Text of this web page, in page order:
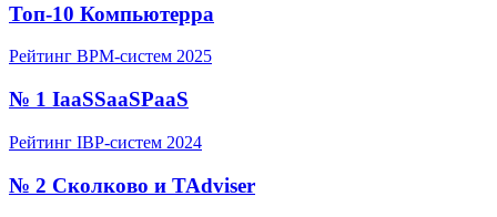
Топ-10 Компьютерра
Рейтинг BPM-систем 2025
№ 1 IaaSSaaSPaaS
Рейтинг IBP-систем 2024
№ 2 Сколково и TAdviser